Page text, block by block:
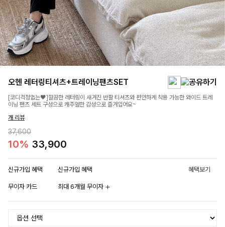
오헨 레터링티셔츠+트레이닝팬츠SET
[코디걱정없는🖤]깔끔한 레터링이 새겨진 반팔 티셔츠와 편안하게 착용 가능한 와이드 트레
이닝 팬츠 세트 구성으로 캐주얼한 감성으로 즐겨입어요~
개 리뷰
37,600
10% 33,900
신규가입 혜택 신규가입 혜택 혜택보기
무이자 카드 최대 6개월 무이자